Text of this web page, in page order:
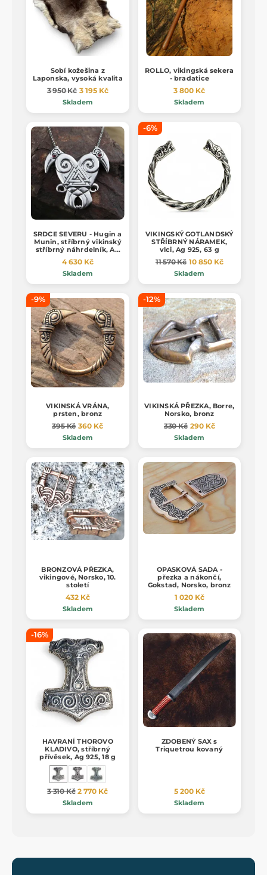
Sobí kožešina z
Laponska, vysoká kvalita
3 950 Kč 3 195 Kč
Skladem
ROLLO, vikingská sekera
- bradatice
3 800 Kč
Skladem
SRDCE SEVERU - Hugin a
Munin, stříbrný vikinský
stříbrný náhrdelník, Ag
925, 24g
4 630 Kč
Skladem
-6%
VIKINGSKÝ GOTLANDSKÝ
STŘÍBRNÝ NÁRAMEK,
vlci, Ag 925, 63 g
11 570 Kč 10 850 Kč
Skladem
-9%
VIKINSKÁ VRÁNA,
prsten, bronz
395 Kč 360 Kč
Skladem
-12%
VIKINSKÁ PŘEZKA, Borre,
Norsko, bronz
330 Kč 290 Kč
Skladem
BRONZOVÁ PŘEZKA,
vikingové, Norsko, 10.
století
432 Kč
Skladem
OPASKOVÁ SADA -
přezka a nákončí,
Gokstad, Norsko, bronz
1 020 Kč
Skladem
-16%
HAVRANÍ THOROVO
KLADIVO, stříbrný
přívěsek, Ag 925, 18 g
3 310 Kč 2 770 Kč
Skladem
ZDOBENÝ SAX s
Triquetrou kovaný
5 200 Kč
Skladem